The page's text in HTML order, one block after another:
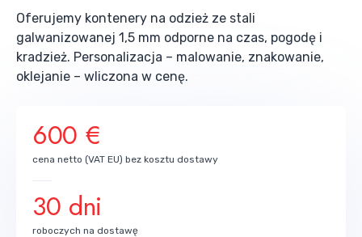
Oferujemy kontenery na odzież ze stali
galwanizowanej 1,5 mm odporne na czas, pogodę i
kradzież. Personalizacja – malowanie, znakowanie,
oklejanie – wliczona w cenę.
600 €
cena netto (VAT EU) bez kosztu dostawy
30 dni
roboczych na dostawę